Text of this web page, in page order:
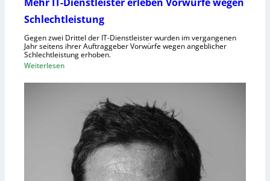
Schlechtleistung
Gegen zwei Drittel der IT-Dienstleister wurden im vergangenen
Jahr seitens ihrer Auftraggeber Vorwürfe wegen angeblicher
Schlechtleistung erhoben.
Weiterlesen: